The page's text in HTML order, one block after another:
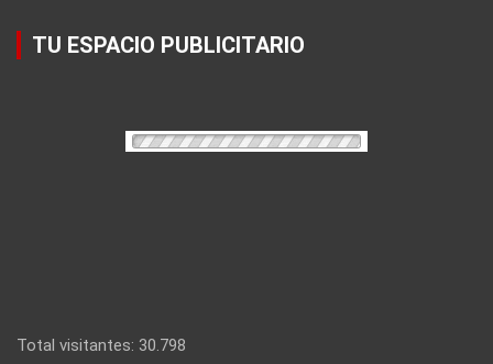
TU ESPACIO PUBLICITARIO
Total visitantes: 30.798